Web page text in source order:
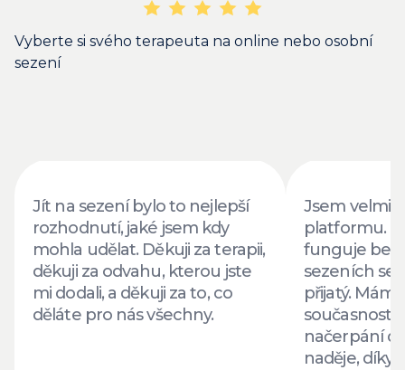
Vyberte si svého terapeuta na online nebo osobní
sezení
Jít na sezení bylo to nejlepší
rozhodnutí, jaké jsem kdy
mohla udělat. Děkuji za terapii,
děkuji za odvahu, kterou jste
mi dodali, a děkuji za to, co
děláte pro nás všechny.
Jsem velmi
platformu.
funguje bez
sezeních se
přijatý. Mám
současnosti
načerpání
naděje, díky.